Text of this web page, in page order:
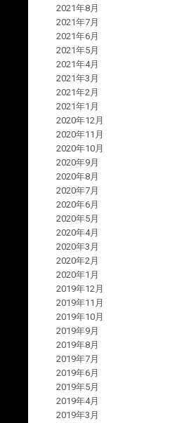
2021年8月
2021年7月
2021年6月
2021年5月
2021年4月
2021年3月
2021年2月
2021年1月
2020年12月
2020年11月
2020年10月
2020年9月
2020年8月
2020年7月
2020年6月
2020年5月
2020年4月
2020年3月
2020年2月
2020年1月
2019年12月
2019年11月
2019年10月
2019年9月
2019年8月
2019年7月
2019年6月
2019年5月
2019年4月
2019年3月